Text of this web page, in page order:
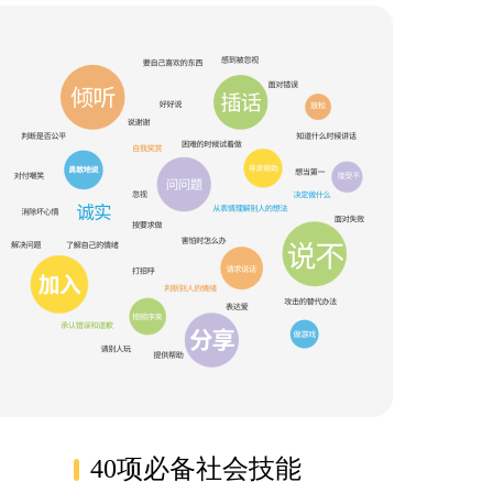
40项必备社会技能